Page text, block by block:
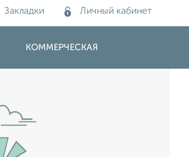
Закладки Личный кабинет
КОММЕРЧЕСКАЯ